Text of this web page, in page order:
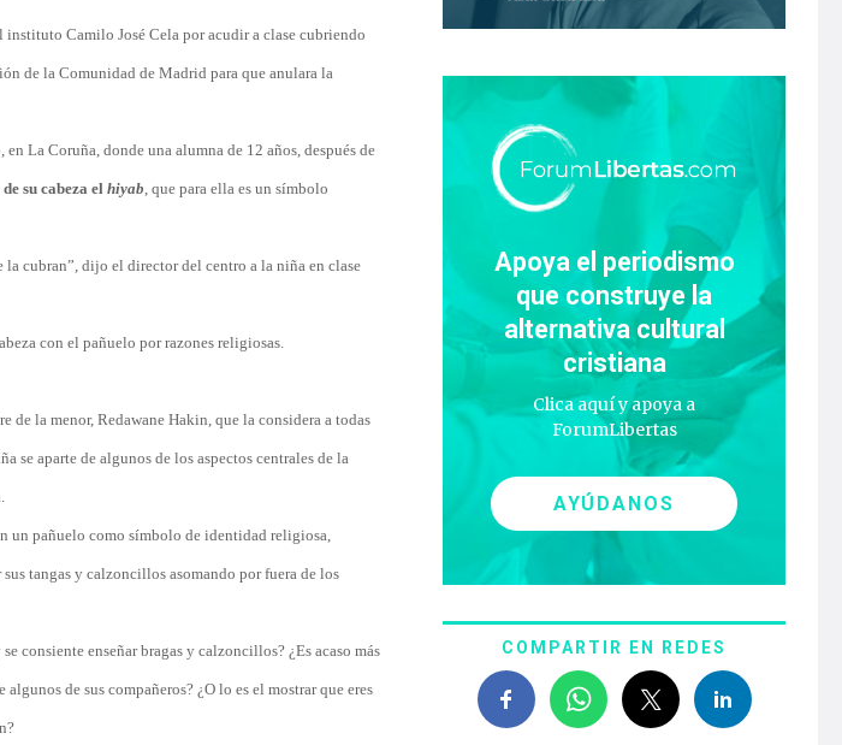
instituto Camilo José Cela por acudir a clase cubriendo
de la Comunidad de Madrid para que anulara la
La Coruña, donde una alumna de 12 años, después de
su cabeza el hiyab, que para ella es un símbolo
la cubran”, dijo el director del centro a la niña en clase
con el pañuelo por razones religiosas.
la menor, Redawane Hakin, que la considera a todas
se aparte de algunos de los aspectos centrales de la
un pañuelo como símbolo de identidad religiosa,
tangas y calzoncillos asomando por fuera de los
consiente enseñar bragas y calzoncillos? ¿Es acaso más
de sus compañeros? ¿O lo es el mostrar que eres
Apoya el periodismo
que construye la
alternativa cultural
cristiana
Clica aquí y apoya a
ForumLibertas
AYÚDANOS
COMPARTIR EN REDES